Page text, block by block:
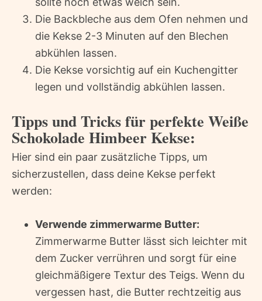
Die Backbleche aus dem Ofen nehmen und
die Kekse 2-3 Minuten auf den Blechen
abkühlen lassen.
Die Kekse vorsichtig auf ein Kuchengitter
legen und vollständig abkühlen lassen.
Tipps und Tricks für perfekte Weiße
Schokolade Himbeer Kekse:
Hier sind ein paar zusätzliche Tipps, um
sicherzustellen, dass deine Kekse perfekt
werden:
Verwende zimmerwarme Butter:
Zimmerwarme Butter lässt sich leichter mit
dem Zucker verrühren und sorgt für eine
gleichmäßigere Textur des Teigs. Wenn du
vergessen hast, die Butter rechtzeitig aus